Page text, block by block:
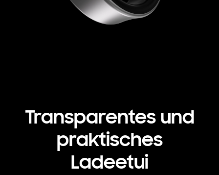
Transparentes und
praktisches
Ladeetui